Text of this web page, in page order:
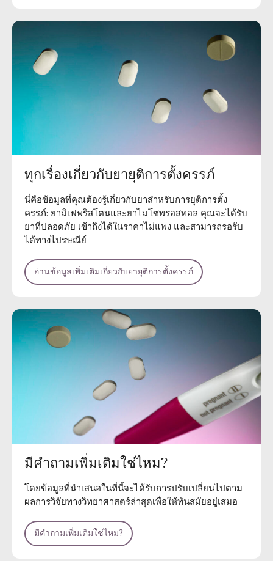
ทุกเรื่องเกี่ยวกับยายุติการตั้งครรภ์
นี่คือข้อมูลที่คุณต้องรู้เกี่ยวกับยาสำหรับการยุติการตั้ง
ครรภ์: ยามิเฟพริสโตนและยาไมโซพรอสทอล คุณจะได้รับ
ยาที่ปลอดภัย เข้าถึงได้ในราคาไม่แพง และสามารถรอรับ
ได้ทางไปรษณีย์
อ่านข้อมูลเพิ่มเติมเกี่ยวกับยายุติการตั้งครรภ์
มีคำถามเพิ่มเติมใช่ไหม?
โดยข้อมูลที่นำเสนอในที่นี้จะได้รับการปรับเปลี่ยนไปตาม
ผลการวิจัยทางวิทยาศาสตร์ล่าสุดเพื่อให้ทันสมัยอยู่เสมอ
มีคำถามเพิ่มเติมใช่ไหม?